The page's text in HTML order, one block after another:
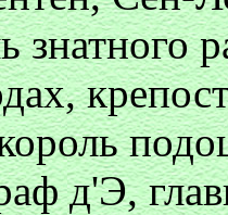
знатного
д'Э,